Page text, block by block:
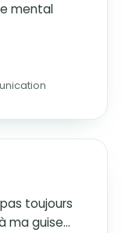
mental
toujours
ma guise…